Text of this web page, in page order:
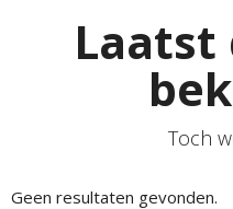
Laatst
Toch
Geen resultaten gevonden.